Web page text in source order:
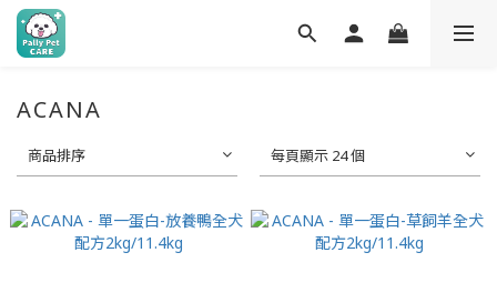
ACANA
商品排序 每頁顯示 24 個